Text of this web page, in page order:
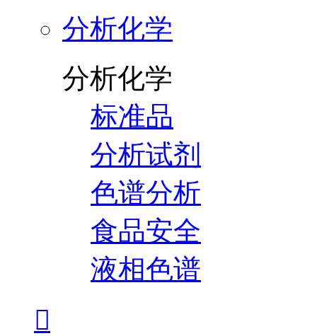
分析化学
分析化学
标准品
分析试剂
色谱分析
食品安全
液相色谱
